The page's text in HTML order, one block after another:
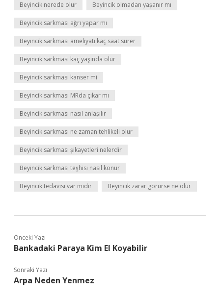
Beyincik nerede olur Beyincik olmadan yaşanır mı
Beyincik sarkması ağrı yapar mı
Beyincik sarkması ameliyatı kaç saat sürer
Beyincik sarkması kaç yaşında olur
Beyincik sarkması kanser mi
Beyincik sarkması MRda çıkar mı
Beyincik sarkması nasıl anlaşılır
Beyincik sarkması ne zaman tehlikeli olur
Beyincik sarkması şikayetleri nelerdir
Beyincik sarkması teşhisi nasıl konur
Beyincik tedavisi var mıdır Beyincik zarar görürse ne olur
Önceki Yazı
Bankadaki Paraya Kim El Koyabilir
Sonraki Yazı
Arpa Neden Yenmez